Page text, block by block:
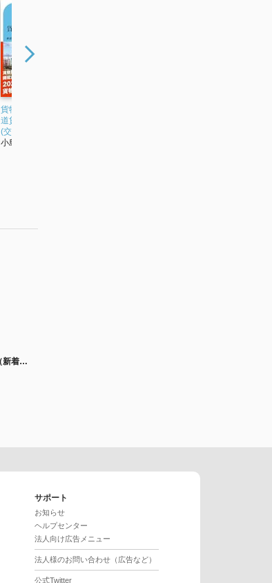
貨物列車のあゆみ-鉄
道貨物の歴史と未来
(交通新聞社新書 176)
小島英俊
芝浦工業大学 図書館（新着本）
サポート
お知らせ
ヘルプセンター
法人向け広告メニュー
法人様のお問い合わせ（広告など）
公式Twitter